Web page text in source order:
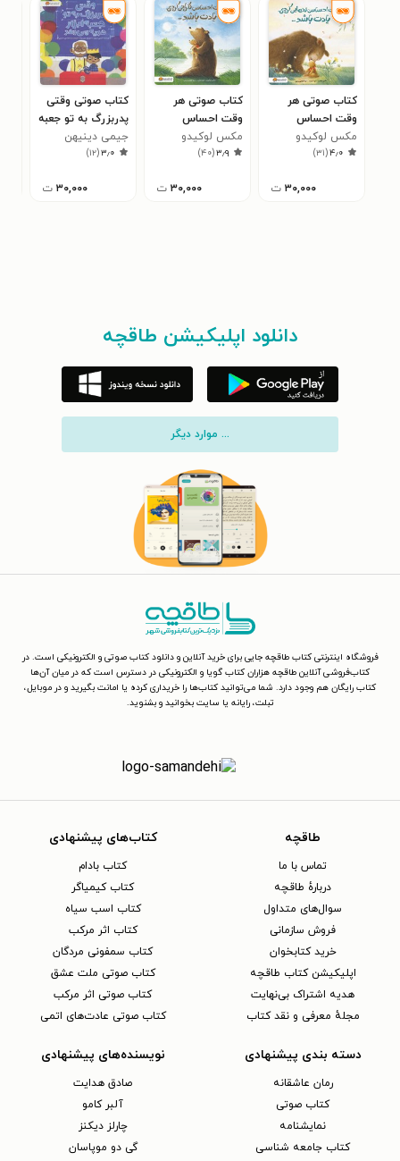
کتاب صوتی هر
وقت احساس
تنهایی کردی یادت
باشد ...
مکس لوکیدو
۴٫۰(۳۱)
۳۰,۰۰۰ ت
کتاب صوتی هر
وقت احساس
نگرانی کردی یادت
باشد ...
مکس لوکیدو
۳٫۹(۴۰)
۳۰,۰۰۰ ت
کتاب صوتی وقتی
پدربزرگ به تو جعبه
ابزار هدیه می دهد
جیمی دینیهن
۳٫۰(۱۲)
۳۰,۰۰۰ ت
دانلود اپلیکیشن طاقچه
... موارد دیگر
فروشگاه اینترنتی کتاب طاقچه جایی برای خرید آنلاین و دانلود کتاب صوتی و الکترونیکی است. در
کتاب‌فروشی آنلاین طاقچه هزاران کتاب گویا و الکترونیکی در دسترس است که در میان آن‌ها
کتاب رایگان هم وجود دارد. شما می‌توانید کتاب‌ها را خریداری کرده یا امانت بگیرید و در موبایل،
تبلت، رایانه یا سایت بخوانید و بشنوید.
طاقچه
تماس با ما
دربارهٔ طاقچه
سوال‌های متداول
فروش سازمانی
خرید کتابخوان
اپلیکیشن کتاب طاقچه
هدیه اشتراک بی‌نهایت
مجلهٔ معرفی و نقد کتاب
کتاب‌های پیشنهادی
کتاب بادام
کتاب کیمیاگر
کتاب اسب سیاه
کتاب اثر مرکب
کتاب سمفونی مردگان
کتاب صوتی ملت عشق
کتاب صوتی اثر مرکب
کتاب صوتی عادت‌های اتمی
دسته بندی پیشنهادی
رمان عاشقانه
کتاب‌ صوتی
نمایشنامه
کتاب جامعه شناسی
نویسنده‌های پیشنهادی
صادق هدایت
آلبر کامو
چارلز دیکنز
گی دو موپاسان